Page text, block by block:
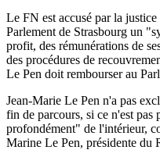
Le FN est accusé par la
Parlement de Strasbourg un
profit, des rémunérations de
des procédures de
Le Pen doit rembourser au
Jean-Marie Le Pen n'a pas
fin de parcours, si ce n'est pas
profondément" de l'intérieur,
Marine Le Pen, présidente du